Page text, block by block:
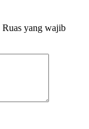
Ruas yang wajib